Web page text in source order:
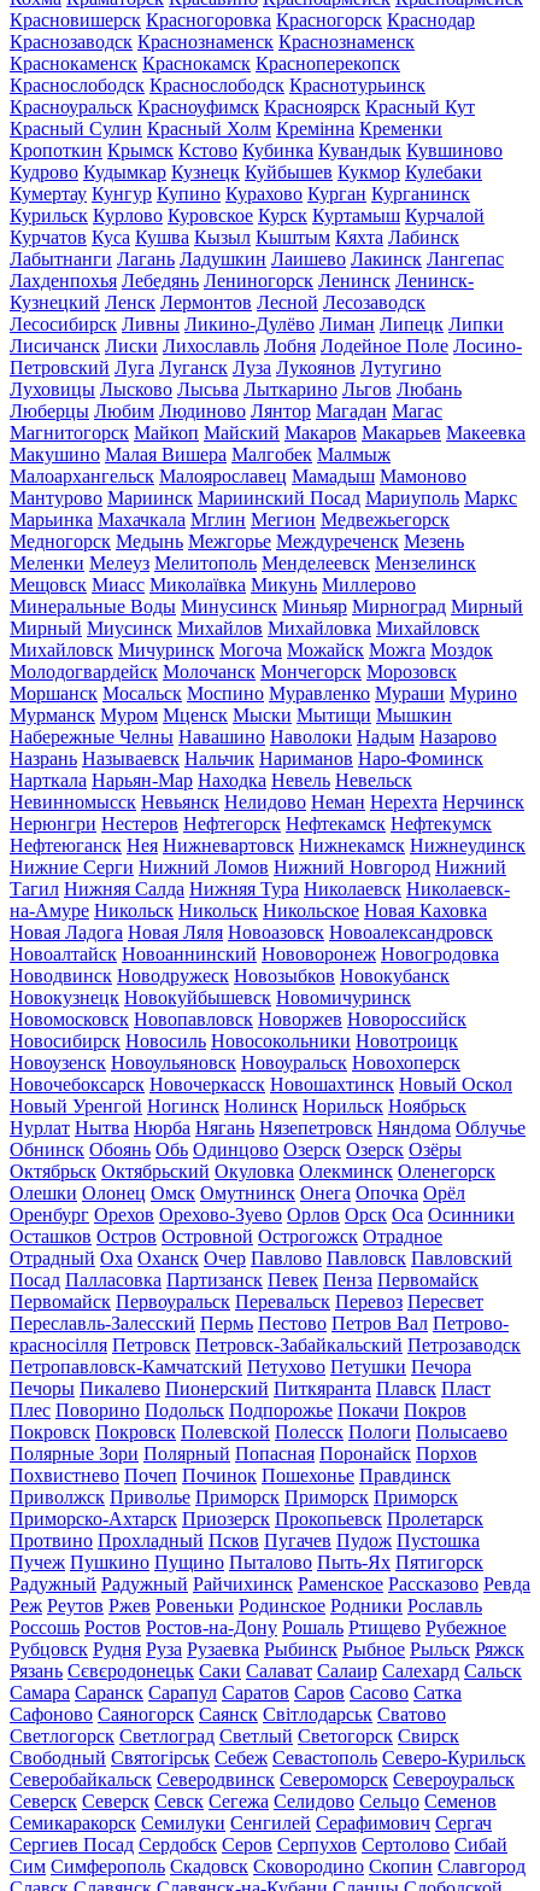
Красновишерск Красногоровка Красногорск Краснодар
Краснозаводск Краснознаменск Краснознаменск
Краснокаменск Краснокамск Красноперекопск
Краснослободск Краснослободск Краснотурьинск
Красноуральск Красноуфимск Красноярск Красный Кут
Красный Сулин Красный Холм Кремінна Кременки
Кропоткин Крымск Кстово Кубинка Кувандык Кувшиново
Кудрово Кудымкар Кузнецк Куйбышев Кукмор Кулебаки
Кумертау Кунгур Купино Курахово Курган Курганинск
Курильск Курлово Куровское Курск Куртамыш Курчалой
Курчатов Куса Кушва Кызыл Кыштым Кяхта Лабинск
Лабытнанги Лагань Ладушкин Лаишево Лакинск Лангепас
Лахденпохья Лебедянь Лениногорск Ленинск Ленинск-
Кузнецкий Ленск Лермонтов Лесной Лесозаводск
Лесосибирск Ливны Ликино-Дулёво Лиман Липецк Липки
Лисичанск Лиски Лихославль Лобня Лодейное Поле Лосино-
Петровский Луга Луганск Луза Лукоянов Лутугино
Луховицы Лысково Лысьва Лыткарино Льгов Любань
Люберцы Любим Людиново Лянтор Магадан Магас
Магнитогорск Майкоп Майский Макаров Макарьев Макеевка
Макушино Малая Вишера Малгобек Малмыж
Малоархангельск Малоярославец Мамадыш Мамоново
Мантурово Мариинск Мариинский Посад Мариуполь Маркс
Марьинка Махачкала Мглин Мегион Медвежьегорск
Медногорск Медынь Межгорье Междуреченск Мезень
Меленки Мелеуз Мелитополь Менделеевск Мензелинск
Мещовск Миасс Миколаївка Микунь Миллерово
Минеральные Воды Минусинск Миньяр Мирноград Мирный
Мирный Миусинск Михайлов Михайловка Михайловск
Михайловск Мичуринск Могоча Можайск Можга Моздок
Молодогвардейск Молочанск Мончегорск Морозовск
Моршанск Мосальск Моспино Муравленко Мураши Мурино
Мурманск Муром Мценск Мыски Мытищи Мышкин
Набережные Челны Навашино Наволоки Надым Назарово
Назрань Называевск Нальчик Нариманов Наро-Фоминск
Нарткала Нарьян-Мар Находка Невель Невельск
Невинномысск Невьянск Нелидово Неман Нерехта Нерчинск
Нерюнгри Нестеров Нефтегорск Нефтекамск Нефтекумск
Нефтеюганск Нея Нижневартовск Нижнекамск Нижнеудинск
Нижние Серги Нижний Ломов Нижний Новгород Нижний
Тагил Нижняя Салда Нижняя Тура Николаевск Николаевск-
на-Амуре Никольск Никольск Никольское Новая Каховка
Новая Ладога Новая Ляля Новоазовск Новоалександровск
Новоалтайск Новоаннинский Нововоронеж Новогродовка
Новодвинск Новодружеск Новозыбков Новокубанск
Новокузнецк Новокуйбышевск Новомичуринск
Новомосковск Новопавловск Новоржев Новороссийск
Новосибирск Новосиль Новосокольники Новотроицк
Новоузенск Новоульяновск Новоуральск Новохоперск
Новочебоксарск Новочеркасск Новошахтинск Новый Оскол
Новый Уренгой Ногинск Нолинск Норильск Ноябрьск
Нурлат Нытва Нюрба Нягань Нязепетровск Няндома Облучье
Обнинск Обоянь Обь Одинцово Озерск Озерск Озёры
Октябрьск Октябрьский Окуловка Олекминск Оленегорск
Олешки Олонец Омск Омутнинск Онега Опочка Орёл
Оренбург Орехов Орехово-Зуево Орлов Орск Оса Осинники
Осташков Остров Островной Острогожск Отрадное
Отрадный Оха Оханск Очер Павлово Павловск Павловский
Посад Палласовка Партизанск Певек Пенза Первомайск
Первомайск Первоуральск Перевальск Перевоз Пересвет
Переславль-Залесский Пермь Пестово Петров Вал Петрово-
красносілля Петровск Петровск-Забайкальский Петрозаводск
Петропавловск-Камчатский Петухово Петушки Печора
Печоры Пикалево Пионерский Питкяранта Плавск Пласт
Плес Поворино Подольск Подпорожье Покачи Покров
Покровск Покровск Полевской Полесск Пологи Полысаево
Полярные Зори Полярный Попасная Поронайск Порхов
Похвистнево Почеп Починок Пошехонье Правдинск
Приволжск Приволье Приморск Приморск Приморск
Приморско-Ахтарск Приозерск Прокопьевск Пролетарск
Протвино Прохладный Псков Пугачев Пудож Пустошка
Пучеж Пушкино Пущино Пыталово Пыть-Ях Пятигорск
Радужный Радужный Райчихинск Раменское Рассказово Ревда
Реж Реутов Ржев Ровеньки Родинское Родники Рославль
Россошь Ростов Ростов-на-Дону Рошаль Ртищево Рубежное
Рубцовск Рудня Руза Рузаевка Рыбинск Рыбное Рыльск Ряжск
Рязань Сєвєродонецьк Саки Салават Салаир Салехард Сальск
Самара Саранск Сарапул Саратов Саров Сасово Сатка
Сафоново Саяногорск Саянск Світлодарськ Сватово
Светлогорск Светлоград Светлый Светогорск Свирск
Свободный Святогірськ Себеж Севастополь Северо-Курильск
Северобайкальск Северодвинск Североморск Североуральск
Северск Северск Севск Сегежа Селидово Сельцо Семенов
Семикаракорск Семилуки Сенгилей Серафимович Сергач
Сергиев Посад Сердобск Серов Серпухов Сертолово Сибай
Сим Симферополь Скадовск Сковородино Скопин Славгород